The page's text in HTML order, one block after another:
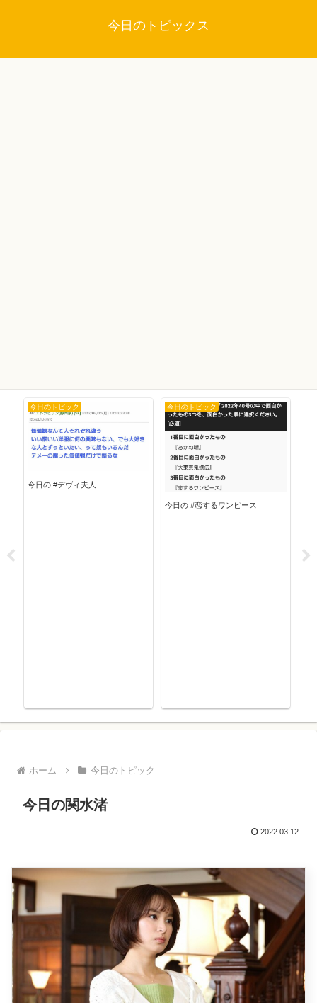
今日のトピックス
今日のトピック
今日の #デヴィ夫人
今日のトピック
今日の #恋するワンピース
ホーム 今日のトピック
今日の関水渚
2022.03.12